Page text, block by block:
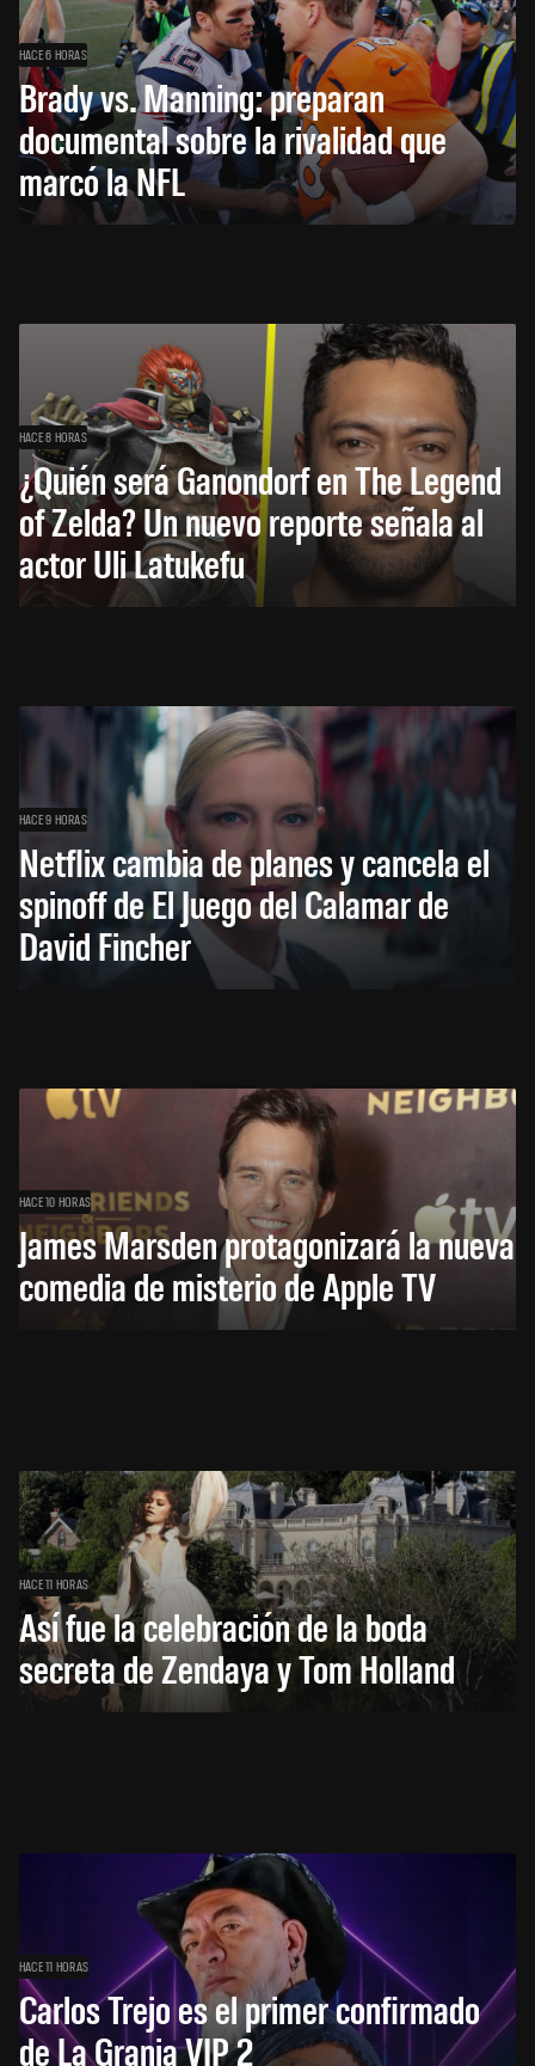
HACE 6 HORAS
Brady vs. Manning: preparan
documental sobre la rivalidad que
marcó la NFL
HACE 8 HORAS
¿Quién será Ganondorf en The Legend
of Zelda? Un nuevo reporte señala al
actor Uli Latukefu
HACE 9 HORAS
Netflix cambia de planes y cancela el
spinoff de El Juego del Calamar de
David Fincher
HACE 10 HORAS
James Marsden protagonizará la nueva
comedia de misterio de Apple TV
HACE 11 HORAS
Así fue la celebración de la boda
secreta de Zendaya y Tom Holland
HACE 11 HORAS
Carlos Trejo es el primer confirmado
de La Granja VIP 2